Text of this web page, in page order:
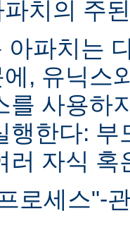
치의 주
아파치는
, 유닉스
를 사용하
행한다: 부
러 자식 혹
로세스"-